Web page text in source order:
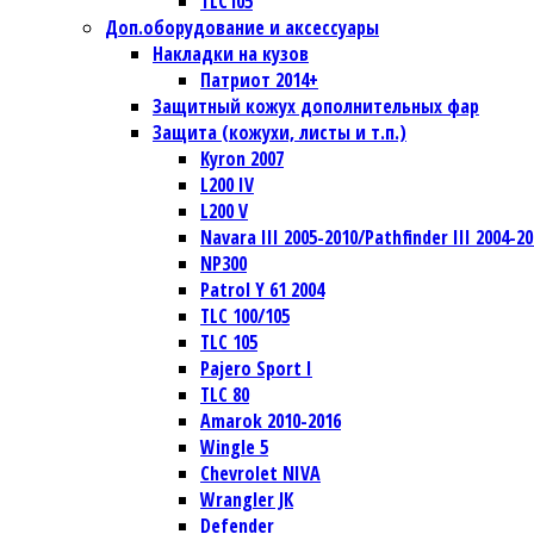
Доп.оборудование и аксессуары
Накладки на кузов
Патриот 2014+
Защитный кожух дополнительных фар
Защита (кожухи, листы и т.п.)
Kyron 2007
L200 IV
L200 V
Navara III 2005-2010/Pathfinder III 2004-
NP300
Patrol Y 61 2004
TLC 100/105
TLC 105
Pajero Sport I
TLC 80
Amarok 2010-2016
Wingle 5
Chevrolet NIVA
Wrangler JК
Defender